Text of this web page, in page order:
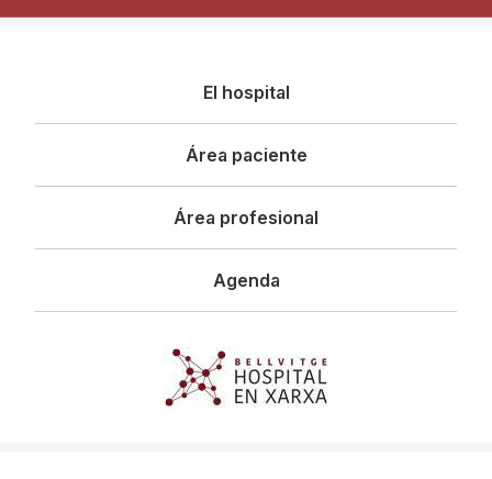
principal
El hospital
Área paciente
Área profesional
Agenda